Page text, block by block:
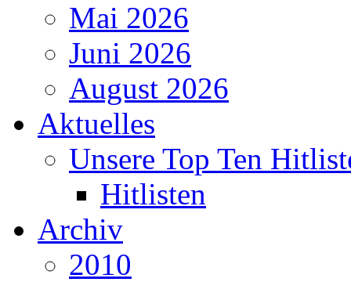
Mai 2026
Juni 2026
August 2026
Aktuelles
Unsere Top Ten
Hitlisten
Archiv
2010